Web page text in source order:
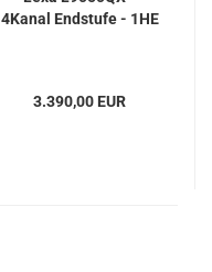
4Kanal Endstufe - 1HE
3.390,00 EUR